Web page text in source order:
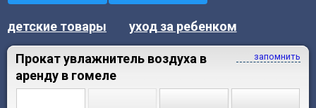
детские товары уход за ребенком
запомнить
Прокат увлажнитель воздуха в
аренду в гомеле